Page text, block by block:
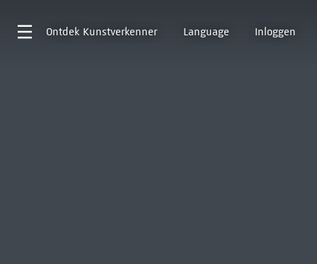
Ontdek Kunstverkenner Language Inloggen